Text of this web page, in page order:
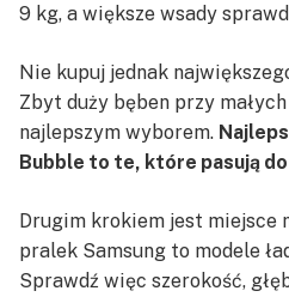
9 kg, a większe wsady
Nie kupuj jednak
Zbyt duży bęben przy
najlepszym wyborem.
Bubble to te, które pasują
Drugim krokiem jest miejsce
pralek Samsung to modele
Sprawdź więc szerokość,